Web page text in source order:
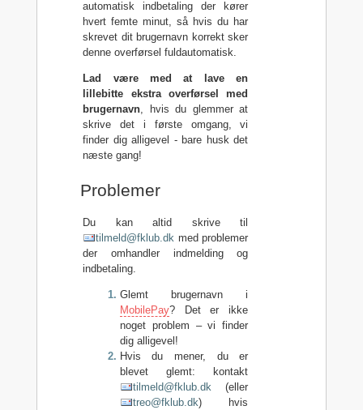
automatisk indbetaling der kører
hvert femte minut, så hvis du har
skrevet dit brugernavn korrekt sker
denne overførsel fuldautomatisk.
Lad være med at lave en
lillebitte ekstra overførsel med
brugernavn, hvis du glemmer at
skrive det i første omgang, vi
finder dig alligevel - bare husk det
næste gang!
Problemer
Du kan altid skrive til
tilmeld@fklub.dk med problemer
der omhandler indmelding og
indbetaling.
Glemt brugernavn i
MobilePay? Det er ikke
noget problem – vi finder
dig alligevel!
Hvis du mener, du er
blevet glemt: kontakt
tilmeld@fklub.dk (eller
treo@fklub.dk) hvis